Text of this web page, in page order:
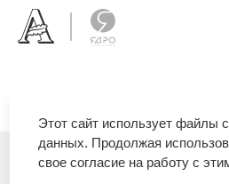
Этот сайт использует файлы
данных. Продолжая
свое согласие на работу с